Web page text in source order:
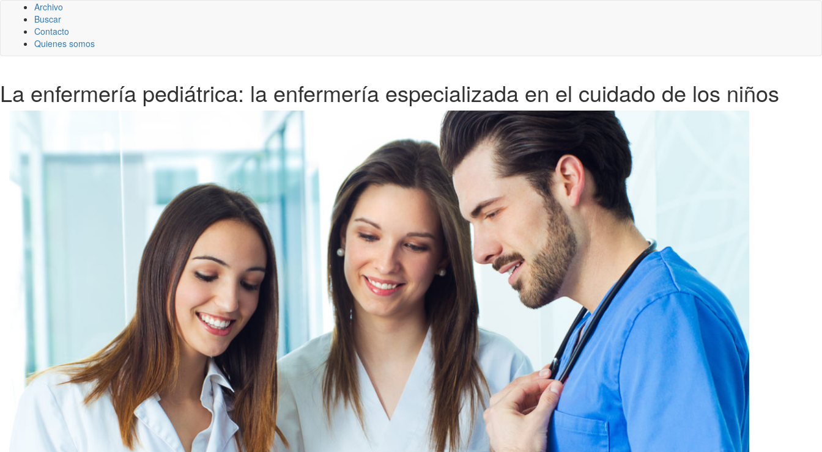
Archivo
Buscar
Contacto
Quienes somos
La enfermería pediátrica: la enfermería especializada en el cuidado de los niños